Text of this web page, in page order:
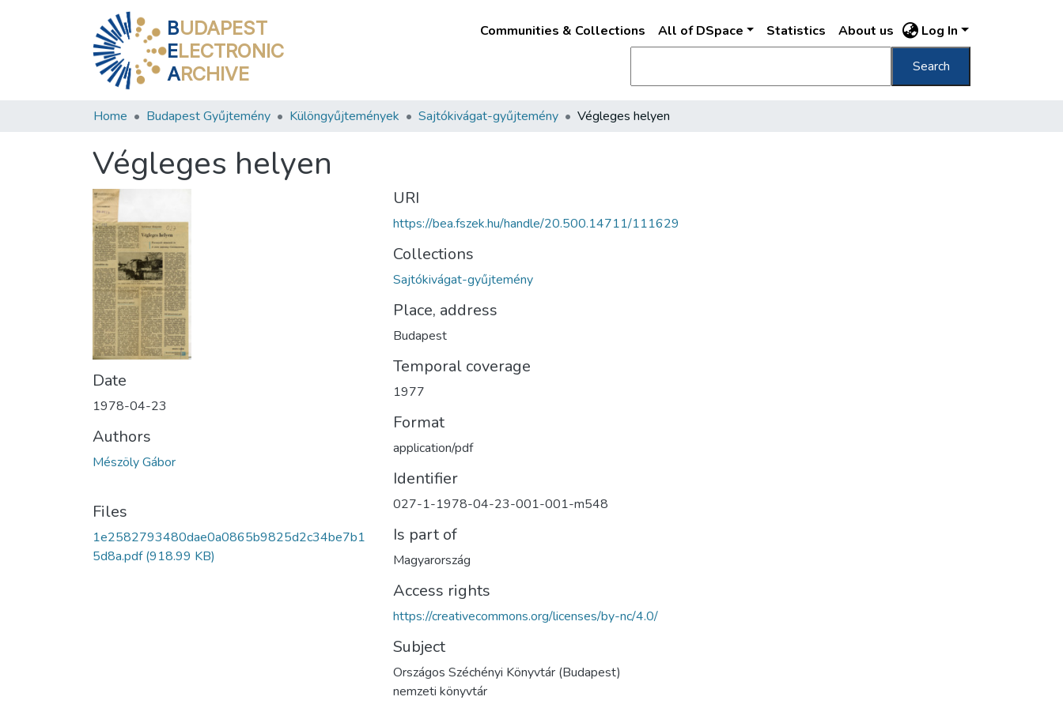
BUDAPEST
ELECTRONIC
ARCHIVE
Communities & Collections All of DSpace Statistics About us Log In
Search
Home Budapest Gyűjtemény Különgyűjtemények Sajtókivágat-gyűjtemény Végleges helyen
Végleges helyen
Date
1978-04-23
Authors
Mészöly Gábor
Files
1e2582793480dae0a0865b9825d2c34be7b1
5d8a.pdf(918.99 KB)
URI
https://bea.fszek.hu/handle/20.500.14711/111629
Collections
Sajtókivágat-gyűjtemény
Place, address
Budapest
Temporal coverage
1977
Format
application/pdf
Identifier
027-1-1978-04-23-001-001-m548
Is part of
Magyarország
Access rights
https://creativecommons.org/licenses/by-nc/4.0/
Subject
Országos Széchényi Könyvtár (Budapest)
nemzeti könyvtár